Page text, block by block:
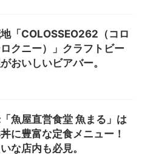
「COLOSSEO262（コロ
クニー）」クラフトビー
おいしいビアバー。
魚屋直営食堂 魚まる」は
に豊富な定食メニュー！
な店内も必見。